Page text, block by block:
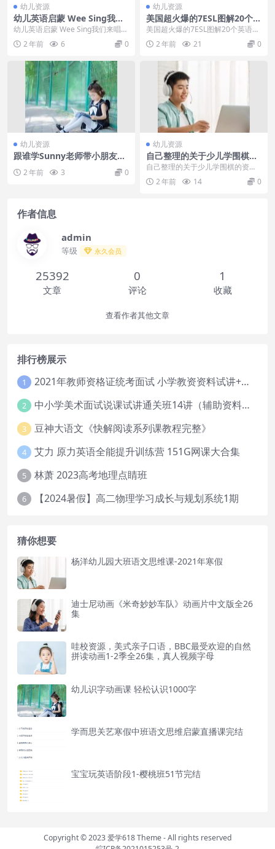
幼儿资源
幼儿英语启蒙 Wee Sing我们
来唱歌啦欧美经典儿歌
幼儿英语启蒙 Wee Sing我们来唱歌
啦欧美经典儿歌目录：├─Wee Sin
g... 2 年前 6 0
幼儿资源
美国超火爆的7ESL图解20个英
语海报+视频!词汇、句子、语
美国超火爆的7ESL图解20个英语海
报+视频!词汇、句子、语法全搞定
包含: 一...
2 年前 21 0
幼儿资源
跟谁学Sunny老师带小朋友学
到五岁小朋友
2 年前 3 0
幼儿资源
自己整理的关于少儿学围棋的
资料PDF
自己整理的关于少儿学围棋的资料P
DF[百度云网盘] 孩子一年入学开始
接触围棋，每...
2 年前 14 0
作者信息
admin
等级 永久会员
25392
文章
0
评论
1
收藏
查看作者其他文章
排行榜展示
1 2021年教师资格证统考面试 小学教资资料试讲+答辩
2 中小学美术面试说课试讲通关班14讲（辅助资料第一套）
3 豆神大语文《快解阅读系列课教程完整》
4 艾力 原力英语全能提升训练营 151G网课大合集
5 林萧 2023高考地理点睛班
6 【2024暑假】高二物理学习成长与规划系统1期
猜你想要
杨洋幼儿园大班语文思维课-2021年寒假
迪士尼动画《米奇妙妙车队》动画片中文版全26
集
哇校资源，美式亲子口语，BBC最受欢迎的自然
拼读动画1-2季全26集，真人视频字母
幼儿识字动画课 轻松认识1000字
学而思关艺寒假中班语文思维启蒙直播课完结
宝宝玩英语阶段1-樱桃班51节完结
Copyright © 2023爱学618 Theme- All rights reserved